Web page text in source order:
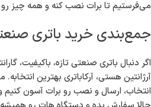
چطور سفارش بدی و خیالت
ثبت سفارش خیلی ساده‌ست؛ می تونی از
داری با کارشناسان ما صحبت کنی، تماس
بهترین راهنمایی رو بهت می کنن،
کنن که چه زمانی باتری به دستت برسه.
می‌فرستیم تا برات نصب کنه و همه چیز